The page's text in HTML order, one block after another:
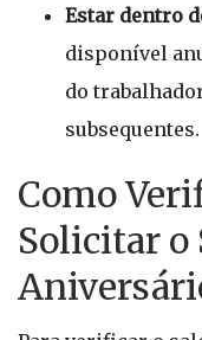
Estar dentro
disponível
do
subsequentes.
Como
Solicitar o